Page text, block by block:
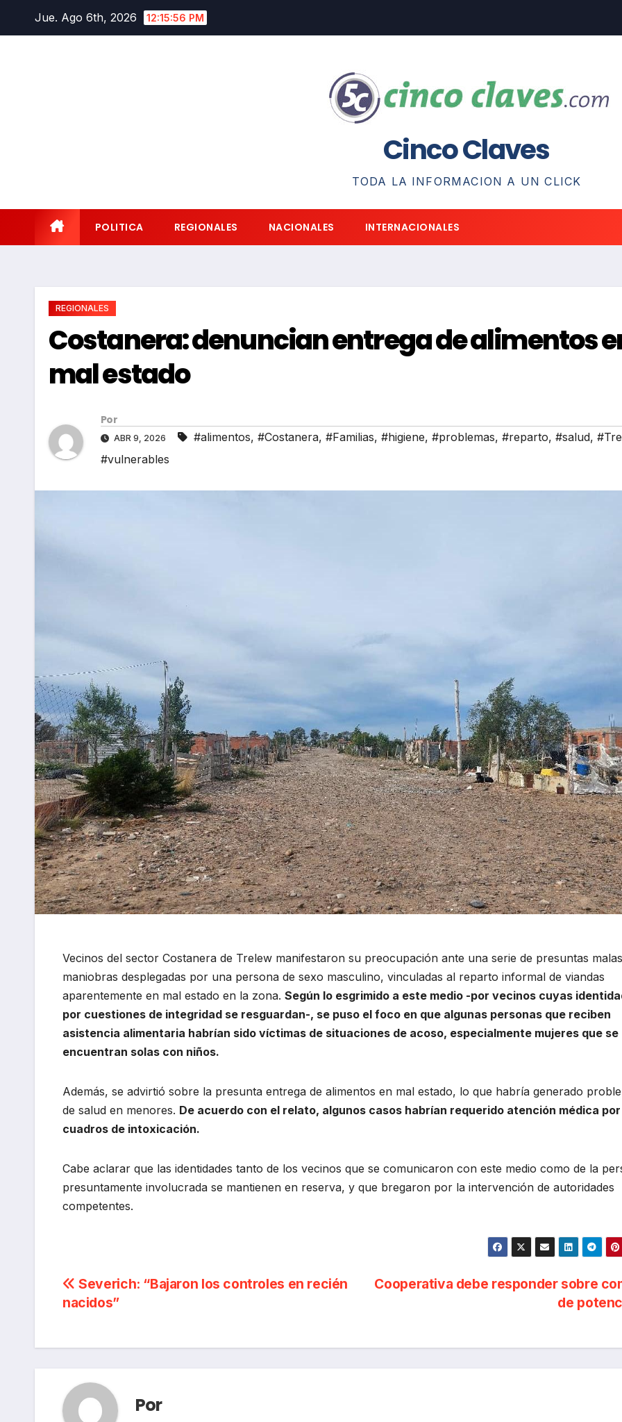
Jue. Ago 6th, 2026 12:15:58 PM
Cinco Claves
TODA LA INFORMACION A UN CLICK
POLITICA REGIONALES NACIONALES INTERNACIONALES
REGIONALES
Costanera: denuncian entrega de alimentos
mal estado
Por
ABR 9, 2026 #alimentos, #Costanera, #Familias, #higiene, #problemas, #reparto, #salud,
#vulnerables
Vecinos del sector Costanera de Trelew manifestaron su preocupación ante una serie de presuntas malas
maniobras desplegadas por una persona de sexo masculino, vinculadas al reparto informal de viandas
aparentemente en mal estado en la zona. Según lo esgrimido a este medio -por vecinos cuyas
por cuestiones de integridad se resguardan-, se puso el foco en que algunas personas que reciben
asistencia alimentaria habrían sido víctimas de situaciones de acoso, especialmente mujeres que se
encuentran solas con niños.
Además, se advirtió sobre la presunta entrega de alimentos en mal estado, lo que habría generado
de salud en menores. De acuerdo con el relato, algunos casos habrían requerido atención médica por
cuadros de intoxicación.
Cabe aclarar que las identidades tanto de los vecinos que se comunicaron con este medio como de la
presuntamente involucrada se mantienen en reserva, y que bregaron por la intervención de autoridades
competentes.
Navegación
de
entradas
Cooperativa debe responder sobre
de
Severich: “Bajaron los controles en recién
nacidos”
Por